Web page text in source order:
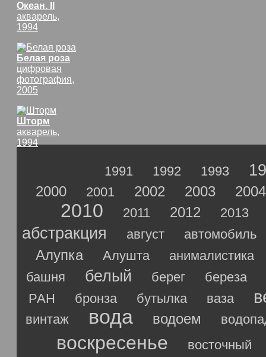
Океан. II
акварель,
1994
Белая роза
цифровая
фотография,
2005
Шторм
акварель,
1994
1991 1992 1993
2000 2001 2002 2003 2004
2010 2011 2012 2013
абстракция август автомобиль
Алупка Алушта
анималистика
башня
белый берег
береза
РАН
бронза бутылка ваза
винтаж вода водоем
воскресенье восточный